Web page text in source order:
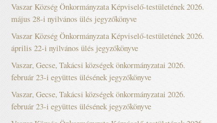
Vaszar Község Önkormányzata Képviselő-testületének 2026.
május 28-i nyilvános ülés jegyzőkönyve
Vaszar Község Önkormányzata Képviselő-testületének 2026.
április 22-i nyilvános ülés jegyzőkönyve
Vaszar, Gecse, Takácsi községek önkormányzatai 2026.
február 23-i együttes ülésének jegyzőkönyve
Vaszar, Gecse, Takácsi községek önkormányzatai 2026.
február 23-i együttes ülésének jegyzőkönyve